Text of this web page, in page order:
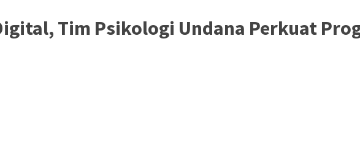
Tim Psikologi Undana Perkuat